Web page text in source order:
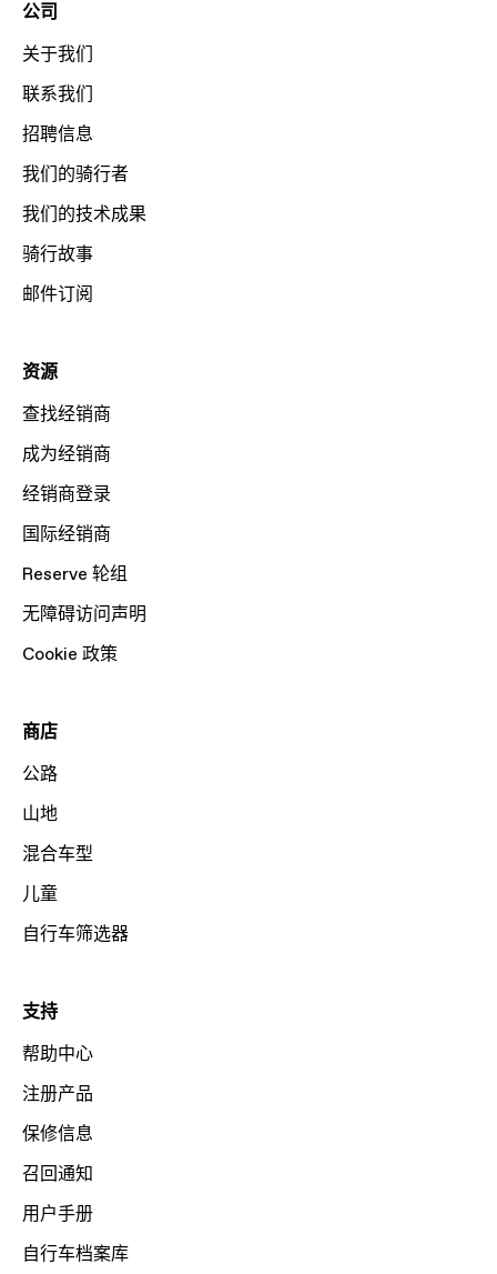
公司
关于我们
联系我们
招聘信息
我们的骑行者
我们的技术成果
骑行故事
邮件订阅
资源
查找经销商
成为经销商
经销商登录
国际经销商
Reserve 轮组
无障碍访问声明
Cookie 政策
商店
公路
山地
混合车型
儿童
自行车筛选器
支持
帮助中心
注册产品
保修信息
召回通知
用户手册
自行车档案库